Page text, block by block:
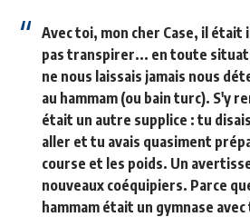
Avec toi, mon cher Case, il était
pas transpirer... en toute
ne nous laissais jamais nous
au hammam (ou bain turc). S'y
était un autre supplice : tu
aller et tu avais quasiment
course et les poids. Un
nouveaux coéquipiers. Parce
hammam était un gymnase